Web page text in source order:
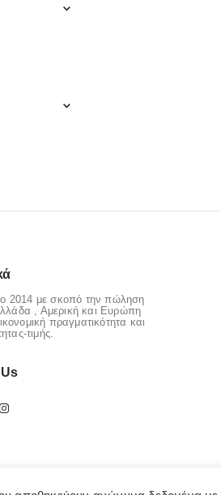
2014 με σκοπό την πώληση
, Αμερική και Ευρώπη
πραγματικότητα και
τιμής.